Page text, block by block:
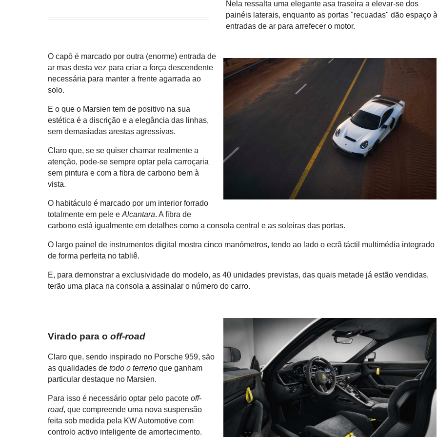
Nela ressalta uma elegante asa traseira a elevar-se dos
painéis laterais, enquanto as portas "recuadas" dão espaço
entradas de ar para arrefecer o motor.
O capô é marcado por outra (enorme) entrada de
ar mas desta vez para criar a força descendente
necessária para manter a frente agarrada ao
solo.
E o que o Marsien tem de positivo na sua
estética é a discrição e a elegância das linhas,
sem demasiadas arestas agressivas.
Claro que, se se quiser chamar realmente a
atenção, pode-se sempre optar pela carroçaria
sem pintura e com a fibra de carbono bem à
vista.
O habitáculo é marcado por um interior forrado
totalmente em pele eAlcantara. A fibra de
carbono está igualmente em detalhes como a consola central e as soleiras das portas.
O largo painel de instrumentos digital mostra cinco manómetros, tendo ao lado o ecrã táctil multimédia integrado
de forma perfeita no tabliê.
E, para demonstrar a exclusividade do modelo, as 40 unidades previstas, das quais metade já estão vendidas,
terão uma placa na consola a assinalar o número do carro.
Virado para ooff-road
Claro que, sendo inspirado no Porsche 959, são
as qualidades detodo o terreno que ganham
particular destaque no Marsien.
Para isso é necessário optar pelo pacoteoff-
road, que compreende uma nova suspensão
feita sob medida pela KW Automotive com
controlo activo inteligente de amortecimento.